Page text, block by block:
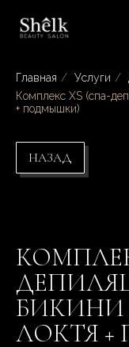
Главная / Услуги /
Комплекс XS (спа-
+ подмышки)
НАЗАД
БИКИНИ
ЛОКТЯ